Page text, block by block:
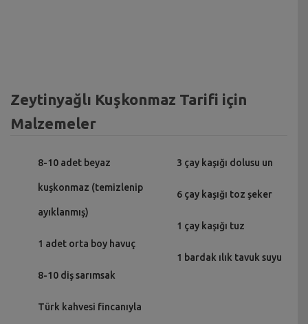
Zeytinyağlı Kuşkonmaz Tarifi için
Malzemeler
8-10 adet beyaz
kuşkonmaz (temizlenip
ayıklanmış)
1 adet orta boy havuç
8-10 diş sarımsak
Türk kahvesi fincanıyla
3 çay kaşığı dolusu un
6 çay kaşığı toz şeker
1 çay kaşığı tuz
1 bardak ılık tavuk suyu